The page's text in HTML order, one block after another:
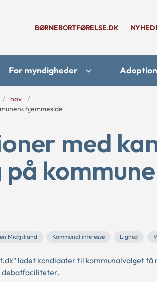
BØRNEBORTFØRELSE.DK
For myndigheder Adoption
nov
hjemmeside
med
Midtjylland Kommunal interesse Lighed
ladet kandidater til kommunalvalget få
debatfaciliteter.